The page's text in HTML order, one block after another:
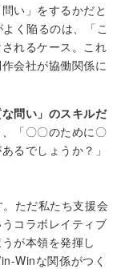
い」をするかだと
く陥るのは、「こ
れるケース。これ
会社が協働関係に
問い」のスキルだ
「〇〇のために〇
るでしょうか？」
ただ私たち支援会
コラボレイティブ
が本領を発揮し
Winな関係がつく